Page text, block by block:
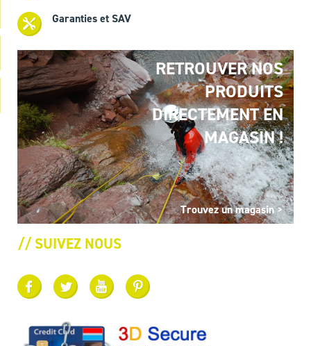
Garanties et SAV
RETROUVER NOS
PRODUITS
DIRECTEMENT EN
MAGASIN !
Trouvez un magasin >
// SUIVEZ NOUS